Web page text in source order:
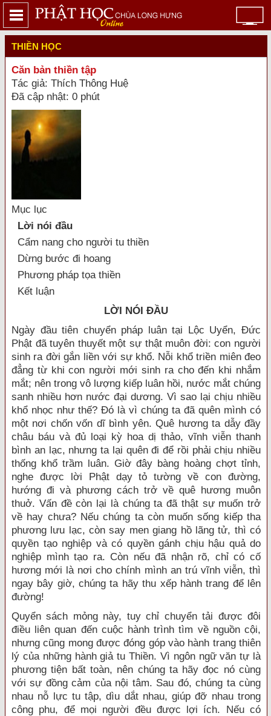
THIỀN HỌC
Căn bản thiền tập
Tác giả: Thích Thông Huệ
Đã cập nhật: 0 phút
Mục lục
Lời nói đầu
Cẩm nang cho người tu thiền
Dừng bước đi hoang
Phương pháp tọa thiền
Kết luận
LỜI NÓI ĐẦU
Ngày đầu tiên chuyển pháp luân tại Lộc Uyển, Đức
Phật đã tuyên thuyết một sự thật muôn đời: con người
sinh ra đời gắn liền với sự khổ. Nỗi khổ triền miên đeo
đẳng từ khi con người mới sinh ra cho đến khi nhắm
mắt; nên trong vô lượng kiếp luân hồi, nước mắt chúng
sanh nhiều hơn nước đại dương. Vì sao lại chịu nhiều
khổ nhọc như thế? Đó là vì chúng ta đã quên mình có
một nơi chốn vốn dĩ bình yên. Quê hương ta dẫy đầy
châu báu và đủ loại kỳ hoa dị thảo, vĩnh viễn thanh
bình an lạc, nhưng ta lại quên đi để rồi phải chịu nhiều
thống khổ trầm luân. Giờ đây bàng hoàng chợt tỉnh,
nghe được lời Phật dạy tỏ tường về con đường,
hướng đi và phương cách trở về quê hương muôn
thuở. Vấn đề còn lại là chúng ta đã thật sự muốn trở
về hay chưa? Nếu chúng ta còn muốn sống kiếp tha
phương lưu lạc, còn say men giang hồ lãng tử, thì có
quyền tạo nghiệp và có quyền gánh chịu hậu quả do
nghiệp mình tạo ra. Còn nếu đã nhận rõ, chỉ có cố
hương mới là nơi cho chính mình an trú vĩnh viễn, thì
ngay bây giờ, chúng ta hãy thu xếp hành trang để lên
đường!
Quyển sách mỏng này, tuy chỉ chuyển tải được đôi
điều liên quan đến cuộc hành trình tìm về nguồn cội,
nhưng cũng mong được đóng góp vào hành trang thiên
lý của những hành giả tu Thiền. Vì ngôn ngữ văn tự là
phương tiện bất toàn, nên chúng ta hãy đọc nó cùng
với sự đồng cảm của nội tâm. Sau đó, chúng ta cùng
nhau nỗ lực tu tập, dìu dắt nhau, giúp đỡ nhau trong
công phu, để mọi người đều được lợi ích. Nếu có